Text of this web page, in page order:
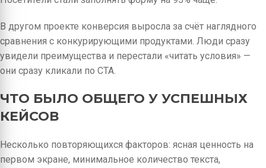
В другом проекте конверсия выросла за счёт наглядного
сравнения с конкурирующими продуктами. Люди сразу
увидели преимущества и перестали «читать условия» —
они сразу кликали по CTA.
ЧТО БЫЛО ОБЩЕГО У УСПЕШНЫХ
КЕЙСОВ
Несколько повторяющихся факторов: ясная ценность на
первом экране, минимальное количество текста,